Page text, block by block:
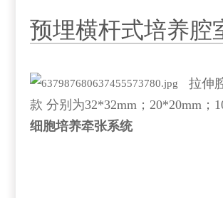
预埋横杆式培养腔
拉伸
款 分别为32*32mm；20*20mm；
细胞培养牵张系统